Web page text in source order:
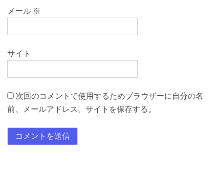
メール ※
サイト
次回のコメントで使用するためブラウザーに自分の名
前、メールアドレス、サイトを保存する。